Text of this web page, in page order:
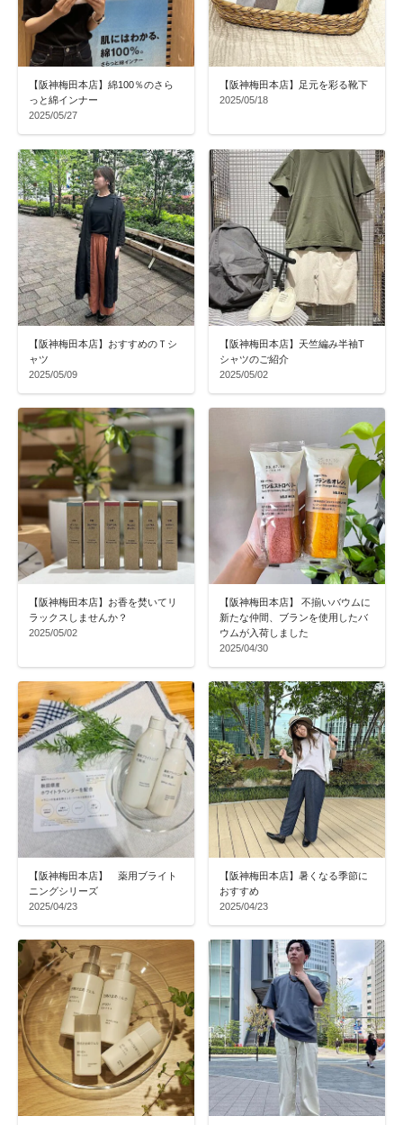
【阪神梅田本店】綿100％のさら
っと綿インナー
2025/05/27
【阪神梅田本店】足元を彩る靴下
2025/05/18
【阪神梅田本店】おすすめのＴシ
ャツ
2025/05/09
【阪神梅田本店】天竺編み半袖T
シャツのご紹介
2025/05/02
【阪神梅田本店】お香を焚いてリ
ラックスしませんか？
2025/05/02
【阪神梅田本店】 不揃いバウムに
新たな仲間、ブランを使用したバ
ウムが入荷しました
2025/04/30
【阪神梅田本店】 薬用ブライト
ニングシリーズ
2025/04/23
【阪神梅田本店】暑くなる季節に
おすすめ
2025/04/23